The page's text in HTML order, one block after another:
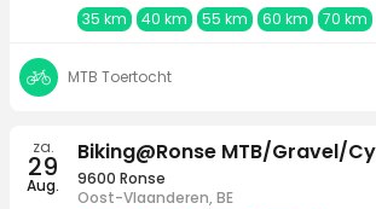
35 km
40 km 55 km 60 km 70 km
MTB Toertocht
za.
29
Aug.
Biking@Ronse MTB/Gravel/
9600 Ronse
Oost-Vlaanderen, BE